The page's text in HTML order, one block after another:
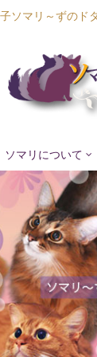
ソマリ～ずのド
ソマリについて